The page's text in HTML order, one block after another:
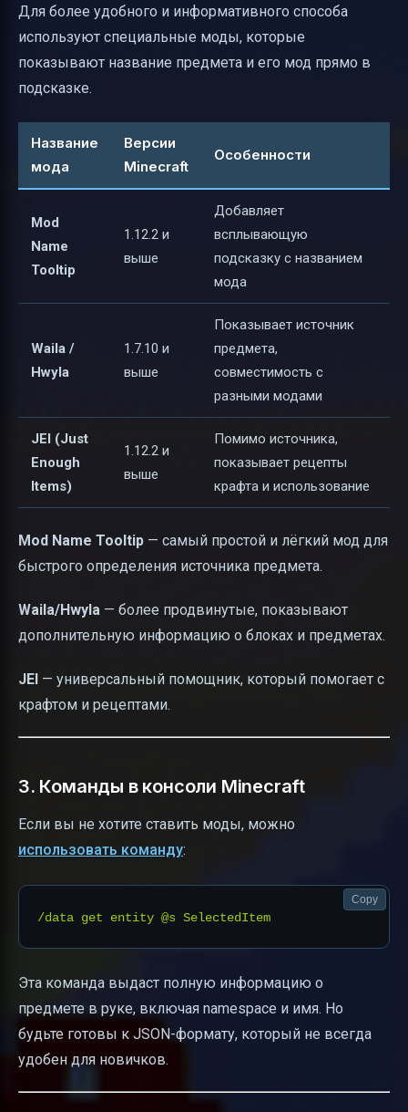
Для более удобного и информативного способа
используют специальные моды, которые
показывают название предмета и его мод прямо в
подсказке.
Название
мода
Версии
Minecraft
Особенности
Mod
Name
Tooltip
1.12.2 и
выше
Добавляет
всплывающую
подсказку с названием
мода
Waila /
Hwyla
1.7.10 и
выше
Показывает источник
предмета,
совместимость с
разными модами
JEI (Just
Enough
Items)
1.12.2 и
выше
Помимо источника,
показывает рецепты
крафта и использование
Mod Name Tooltip — самый простой и лёгкий мод для
быстрого определения источника предмета.
Waila/Hwyla — более продвинутые, показывают
дополнительную информацию о блоках и предметах.
JEI — универсальный помощник, который помогает с
крафтом и рецептами.
3. Команды в консоли Minecraft
Если вы не хотите ставить моды, можно
использовать команду:
Copy
Эта команда выдаст полную информацию о
предмете в руке, включая namespace и имя. Но
будьте готовы к JSON-формату, который не всегда
удобен для новичков.